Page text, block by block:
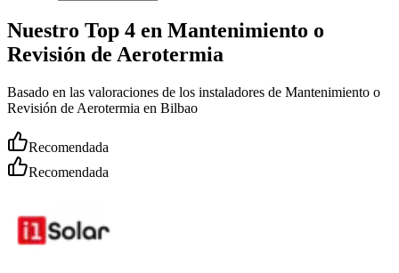
Nuestro Top 4 en Mantenimiento o
Revisión de Aerotermia
Basado en las valoraciones de los instaladores de Mantenimiento o
Revisión de Aerotermia en Bilbao
Recomendada
Recomendada